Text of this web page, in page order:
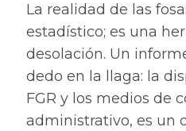
La realidad de las
estadístico; es una
desolación. Un
dedo en la llaga: la
FGR y los medios de
administrativo, es un